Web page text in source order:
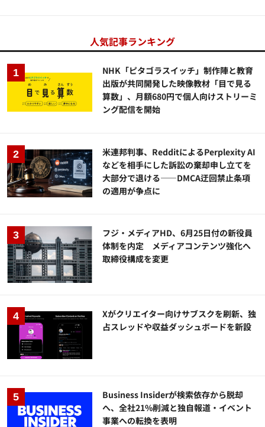
人気記事ランキング
NHK「ピタゴラスイッチ」制作陣と教育
出版が共同開発した映像教材「目で見る
算数」、月額680円で個人向けストリーミ
ング配信を開始
米連邦判事、RedditによるPerplexity AI
などを相手にした訴訟の棄却申し立てを
大部分で退ける——DMCA迂回禁止条項
の適用が争点に
フジ・メディアHD、6月25日付の新役員
体制を内定 メディアコンテンツ強化へ
取締役構成を変更
Xがクリエイター向けサブスクを刷新、独
占スレッドや収益ダッシュボードを新設
Business Insiderが検索依存から脱却
へ、全社21%削減と独自報道・イベント
事業への転換を表明